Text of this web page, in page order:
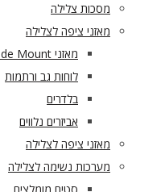
מסכות צלילה
מאזני ציפה לצלילה
מאזני Side Mount
לוחות גב ורתמות
בלדרים
אביזרים נלווים
מאזני ציפה לצלילה
מערכות נשימה לצלילה